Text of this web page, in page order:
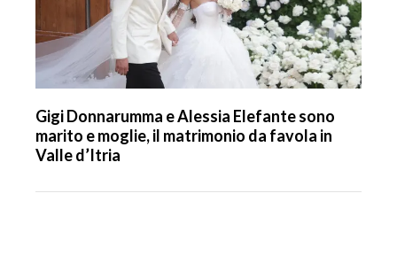
Gigi Donnarumma e Alessia Elefante sono
marito e moglie, il matrimonio da favola in
Valle d’Itria